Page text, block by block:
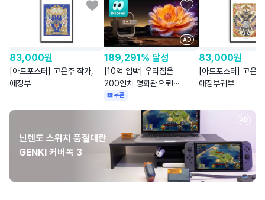
83,000원
[아트포스터] 고은주 작가,
애정부
AD
189,291% 달성
[10억 임박] 우리집을
200인치 영화관으로!
ㅣ엑스지미 엘핀 플립 4K
쿠폰
83,000원
[아트포스터] 고은
애정부귀부
닌텐도 스위치 품절대란
GENKI 커버독 3
AD